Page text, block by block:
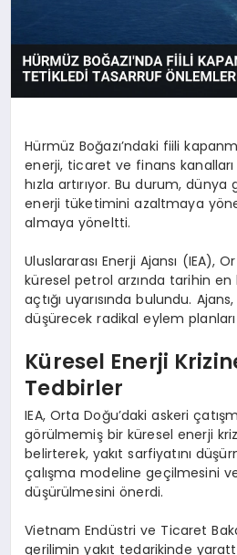
Hürmüz Boğazı’ndaki fiili
enerji, ticaret ve finans kanalları
hızla artırıyor. Bu durum,
enerji tüketimini azaltmaya
almaya yöneltti.
Uluslararası Enerji Ajansı (IEA),
küresel petrol arzında tarihin
açtığı uyarısında bulundu.
düşürecek radikal eylem planları
Küresel Enerji
Tedbirler
IEA, Orta Doğu’daki askeri
görülmemiş bir küresel enerji
belirterek, yakıt sarfiyatını
çalışma modeline geçilmesini
düşürülmesini önerdi.
Vietnam Endüstri ve Ticaret
gerilimin yakıt tedarikinde